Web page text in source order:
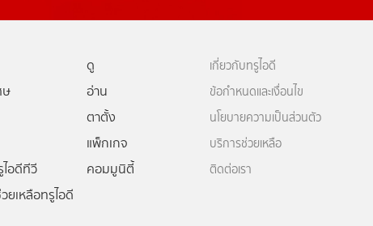
ดู
ษ
อ่าน
ตาตั้ง
แพ็กเกจ
อดีทีวี
คอมมูนิตี้
ยเหลือทรูไอดี
เกี่ยวกับทรูไอดี
ข้อกำหนดและเงื่อนไข
นโยบายความเป็นส่วนตัว
บริการช่วยเหลือ
ติดต่อเรา